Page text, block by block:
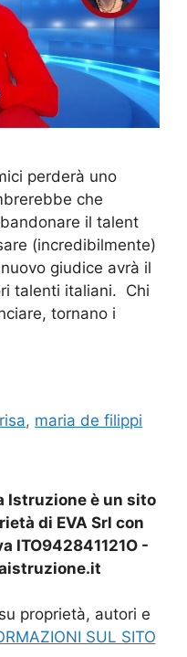
perderà uno
che
il talent
(incredibilmente)
giudice avrà il
talenti italiani. Chi
tornano i
, maria de filippi
Istruzione è un sito
di EVA Srl con
ITO942841121O -
proprietà, autori e
SUL SITO